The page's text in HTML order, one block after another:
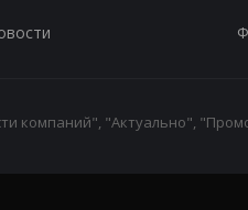
компаний", "Актуально",